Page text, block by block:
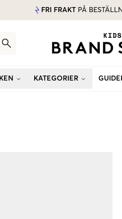
FRI FRAKT PÅ
KATEGORIER